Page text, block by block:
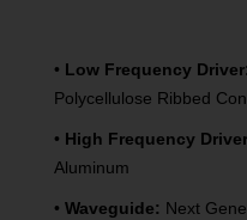
• Low Frequency Driver:
Polycellulose Ribbed
• High Frequency
Aluminum
• Waveguide: Next